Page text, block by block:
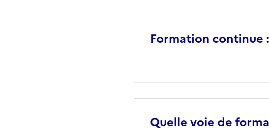
Formation continue
Quelle voie de